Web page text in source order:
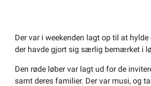
Der var i weekenden lagt op til at
der havde gjort sig særlig bemærket i
Den røde løber var lagt ud for de
samt deres familier. Der var musi, og